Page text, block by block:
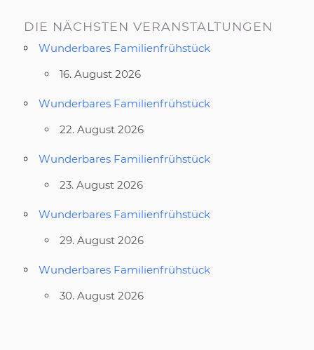
DIE NÄCHSTEN VERANSTALTUNGEN
Wunderbares Familienfrühstück
16. August 2026
Wunderbares Familienfrühstück
22. August 2026
Wunderbares Familienfrühstück
23. August 2026
Wunderbares Familienfrühstück
29. August 2026
Wunderbares Familienfrühstück
30. August 2026